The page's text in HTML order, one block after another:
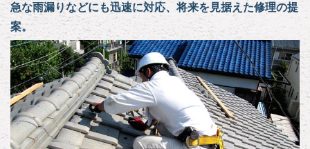
急な雨漏りなどにも迅速に対応、将来を見据えた修理の提
案。